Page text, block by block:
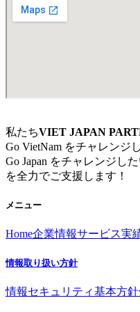
私たちVIET JAPAN
Go VietNam をチャレンジ
Go Japan をチャレンジし
を全力でご支援します！
メニュー
Home企業情報サービス実
情報取り扱い方針
情報セキュリティ基本方針